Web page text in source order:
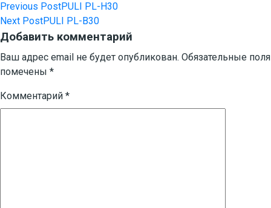
Навигация
по
записям
Previous PostPULI PL-H30
Next PostPULI PL-B30
Добавить комментарий
Ваш адрес email не будет опубликован. Обязательные поля
помечены *
Комментарий *